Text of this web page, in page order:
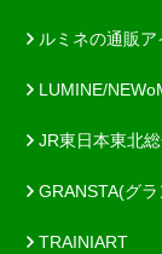
ルミネの通販ア
LUMINE/
JR東日本東北
GRANSTA(グ
TRAINIART